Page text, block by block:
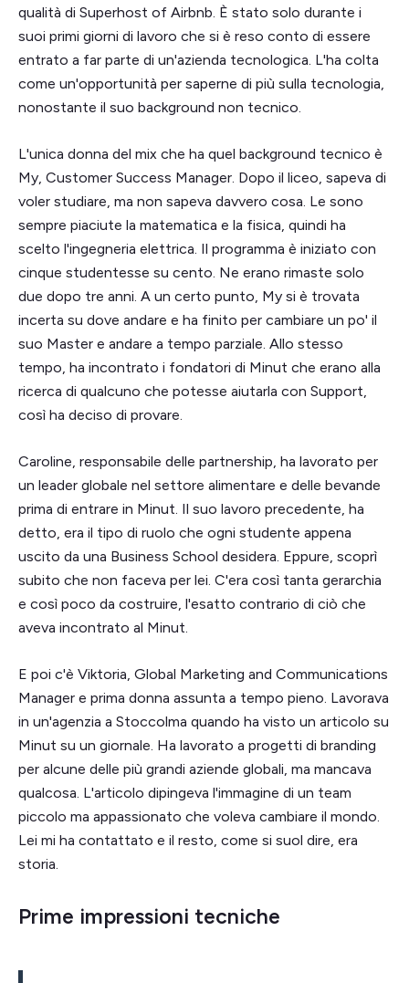
qualità di Superhost of Airbnb. È stato solo durante i
suoi primi giorni di lavoro che si è reso conto di essere
entrato a far parte di un'azienda tecnologica. L'ha colta
come un'opportunità per saperne di più sulla tecnologia,
nonostante il suo background non tecnico.
L'unica donna del mix che ha quel background tecnico è
My, Customer Success Manager. Dopo il liceo, sapeva di
voler studiare, ma non sapeva davvero cosa. Le sono
sempre piaciute la matematica e la fisica, quindi ha
scelto l'ingegneria elettrica. Il programma è iniziato con
cinque studentesse su cento. Ne erano rimaste solo
due dopo tre anni. A un certo punto, My si è trovata
incerta su dove andare e ha finito per cambiare un po' il
suo Master e andare a tempo parziale. Allo stesso
tempo, ha incontrato i fondatori di Minut che erano alla
ricerca di qualcuno che potesse aiutarla con Support,
così ha deciso di provare.
Caroline, responsabile delle partnership, ha lavorato per
un leader globale nel settore alimentare e delle bevande
prima di entrare in Minut. Il suo lavoro precedente, ha
detto, era il tipo di ruolo che ogni studente appena
uscito da una Business School desidera. Eppure, scoprì
subito che non faceva per lei. C'era così tanta gerarchia
e così poco da costruire, l'esatto contrario di ciò che
aveva incontrato al Minut.
E poi c'è Viktoria, Global Marketing and Communications
Manager e prima donna assunta a tempo pieno. Lavorava
in un'agenzia a Stoccolma quando ha visto un articolo su
Minut su un giornale. Ha lavorato a progetti di branding
per alcune delle più grandi aziende globali, ma mancava
qualcosa. L'articolo dipingeva l'immagine di un team
piccolo ma appassionato che voleva cambiare il mondo.
Lei mi ha contattato e il resto, come si suol dire, era
storia.
Prime impressioni tecniche